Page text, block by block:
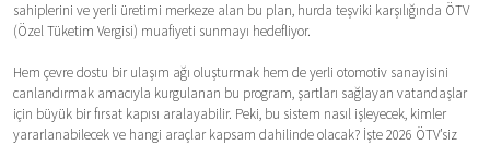
sahiplerini ve yerli üretimi merkeze alan bu plan, hurda teşviki karşılığında ÖTV
(Özel Tüketim Vergisi) muafiyeti sunmayı hedefliyor.
Hem çevre dostu bir ulaşım ağı oluşturmak hem de yerli otomotiv sanayisini
canlandırmak amacıyla kurgulanan bu program, şartları sağlayan vatandaşlar
için büyük bir fırsat kapısı aralayabilir. Peki, bu sistem nasıl işleyecek, kimler
yararlanabilecek ve hangi araçlar kapsam dahilinde olacak? İşte 2026 ÖTV’siz